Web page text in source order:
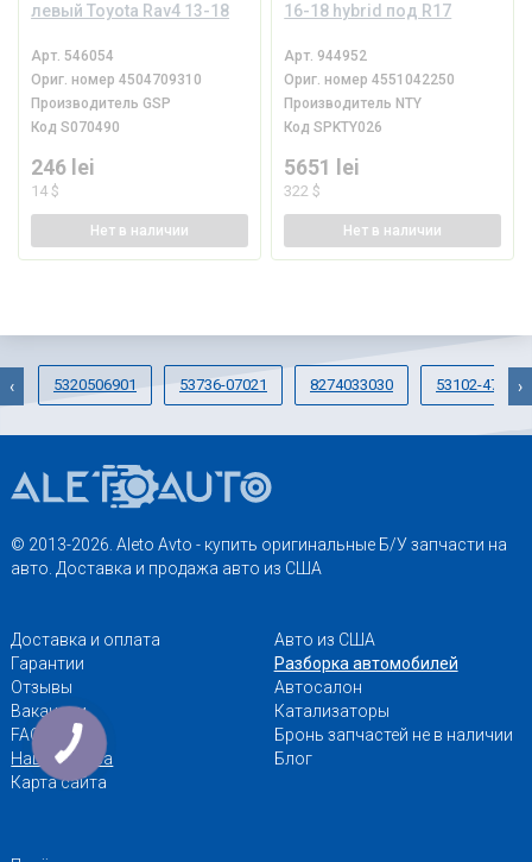
левый Toyota Rav4 13-18
Арт. 546054
Ориг. номер4504709310
Производитель GSP
КодS070490
246 lei
14 $
Нет в наличии
16-18 hybrid под R17
Арт. 944952
Ориг. номер4551042250
Производитель NTY
КодSPKTY026
5651 lei
322 $
Нет в наличии
5320506901 53736-07021 8274033030 53102-47010
‹ ›
© 2013-2026. Aleto Avto - купить оригинальные Б/У запчасти на
авто. Доставка и продажа авто из США
Доставка и оплата
Гарантии
Отзывы
Вакансии
FAQ
Наши адреса
Карта сайта
Авто из США
Разборка автомобилей
Автосалон
Катализаторы
Бронь запчастей не в наличии
Блог